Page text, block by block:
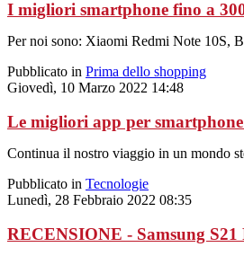
I migliori smartphone fino a
Per noi sono: Xiaomi Redmi Note 10S,
Pubblicato in Prima dello shopping
Giovedì, 10 Marzo 2022 14:48
Le migliori app per
Continua il nostro viaggio in un mondo
Pubblicato in Tecnologie
Lunedì, 28 Febbraio 2022 08:35
RECENSIONE - Samsung